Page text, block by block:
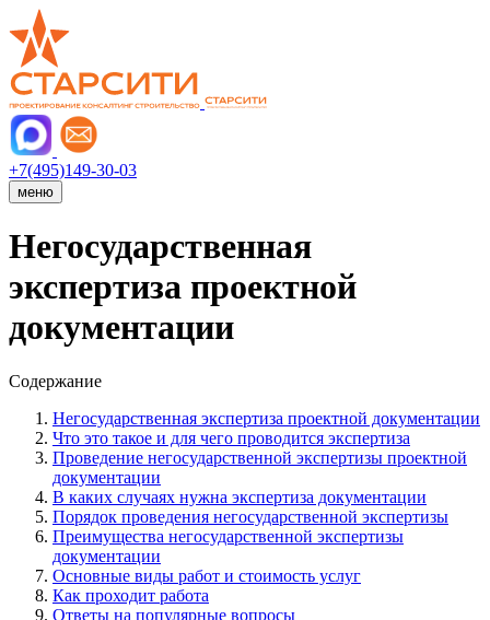
+7(495)149-30-03
меню
Негосударственная
экспертиза проектной
документации
Содержание
Негосударственная экспертиза проектной документации
Что это такое и для чего проводится экспертиза
Проведение негосударственной экспертизы проектной
документации
В каких случаях нужна экспертиза документации
Порядок проведения негосударственной экспертизы
Преимущества негосударственной экспертизы
документации
Основные виды работ и стоимость услуг
Как проходит работа
Ответы на популярные вопросы